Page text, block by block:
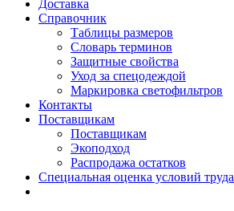
Доставка
Справочник
Таблицы размеров
Словарь терминов
Защитные свойства
Уход за спецодеждой
Маркировка светофильтров
Контакты
Поставщикам
Поставщикам
Экоподход
Распродажа остатков
Специальная оценка условий труда